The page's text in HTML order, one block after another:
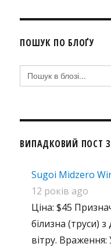
ПОШУК ПО БЛОҐУ
Search
for:
ВИПАДКОВИЙ ПОСТ
Sugoi Midzero
12 років ago
Ціна: $45
білизна (труси)
вітру.